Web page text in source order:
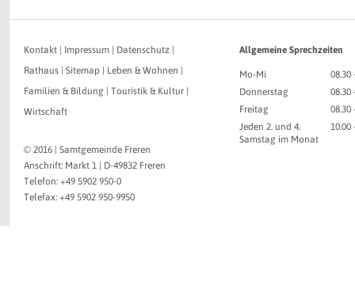
Kontakt Impressum Datenschutz
Rathaus
Sitemap Leben & Wohnen
Familien & Bildung
Touristik & Kultur
Wirtschaft
© 2016 | Samtgemeinde Freren
Anschrift: Markt 1 | D-49832 Freren
Telefon: +49 5902 950-0
Telefax: +49 5902 950-9950
Allgemeine Sprechzeiten
Mo-Mi
08.30
Donnerstag
08.30
Freitag
08.30
Jeden 2. und 4.
Samstag im Monat